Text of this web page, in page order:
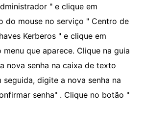
" e clique em
do mouse no serviço " Centro de
Kerberos " e clique em
menu que aparece. Clique na guia
nova senha na caixa de texto
seguida, digite a nova senha na
senha" . Clique no botão "